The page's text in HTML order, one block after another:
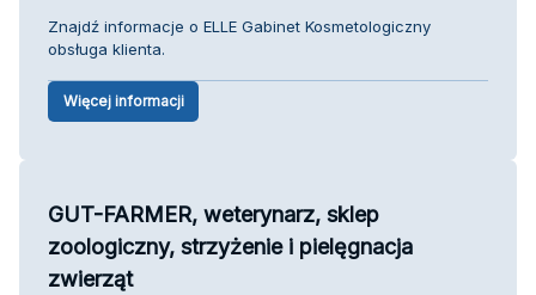
Znajdź informacje o ELLE Gabinet Kosmetologiczny
obsługa klienta.
Więcej informacji
GUT-FARMER, weterynarz, sklep
zoologiczny, strzyżenie i pielęgnacja
zwierząt